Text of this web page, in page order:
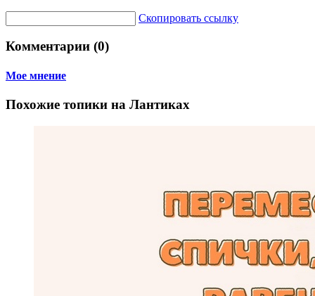
Скопировать ссылку
Комментарии (0)
Мое мнение
Похожие топики на Лантиках